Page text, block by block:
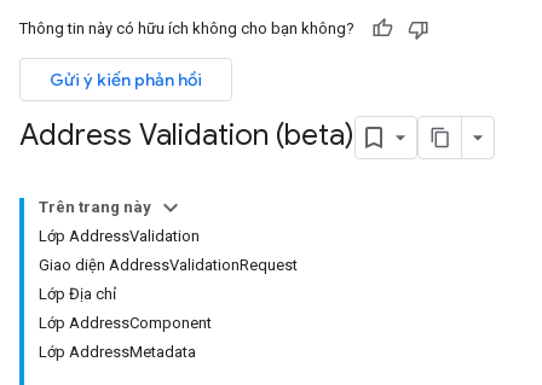
Thông tin này có hữu ích không cho bạn không?
Gửi ý kiến phản hồi
Address Validation (beta)
Trên trang này
Lớp AddressValidation
Giao diện AddressValidationRequest
Lớp Địa chỉ
Lớp AddressComponent
Lớp AddressMetadata